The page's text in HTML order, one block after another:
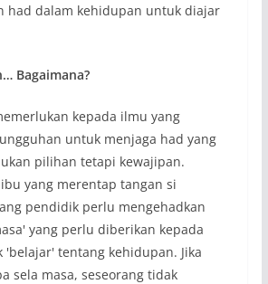
had dalam kehidupan untuk diajar
Bagaimana?
kepada ilmu yang
untuk menjaga had yang
pilihan tetapi kewajipan.
yang merentap tangan si
pendidik perlu mengehadkan
yang perlu diberikan kepada
'belajar' tentang kehidupan. Jika
sela masa, seseorang tidak